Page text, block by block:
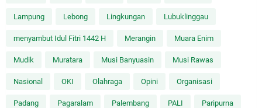
Lampung Lebong Lingkungan Lubuklinggau
menyambut Idul Fitri 1442 H Merangin Muara Enim
Mudik Muratara Musi Banyuasin Musi Rawas
Nasional OKI Olahraga Opini Organisasi
Padang Pagaralam Palembang PALI Paripurna